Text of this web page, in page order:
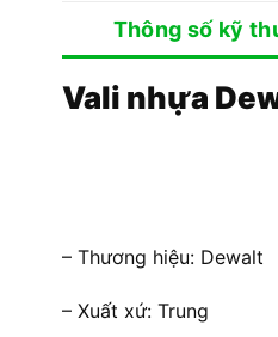
Thông số kỹ
Vali nhựa
– Thương hiệu: Dewalt
– Xuất xứ: Trung